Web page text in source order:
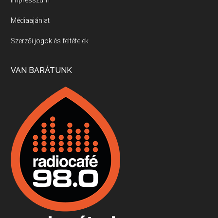
Villány, kékfrankos, Jackfall
Apr 17, 2026 • 00:35:38
Boston, teadélután, bab és homár
Apr 9, 2026 • 00:37:17
Fermentáljunk, a testünk meghálálja!
Apr 3, 2026 • 00:36:07
Médiaajánlat
Szerzői jogok és feltételek
VAN BARÁTUNK